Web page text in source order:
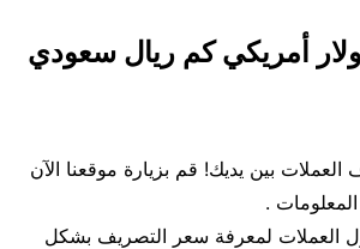
تعلم 15 دولار أمريكي كم ريال سعودي
بين يديك! قم بزيارة موقعنا الآن
.
العملات لمعرفة سعر التصريف بشكل